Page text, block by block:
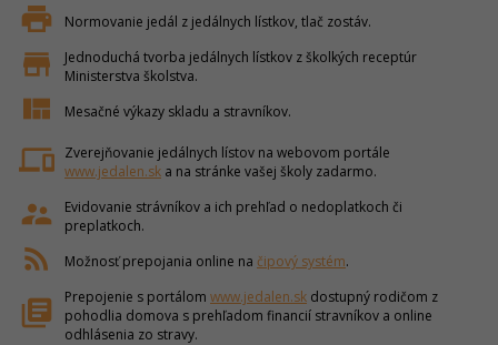
print Normovanie jedál z jedálnych lístkov, tlač zostáv.
store
Jednoduchá tvorba jedálnych lístkov z školkých receptúr
Ministerstva školstva.
view_quilt Mesačné výkazy skladu a stravníkov.
devices Zverejňovanie jedálnych lístov na webovom portále
www.jedalen.sk a na stránke vašej školy zadarmo.
supervisor_account
Evidovanie strávníkov a ich prehľad o nedoplatkoch či
preplatkoch.
rss_feed Možnosť prepojania online na čipový systém.
library_books Prepojenie s portálom www.jedalen.sk dostupný rodičom z
pohodlia domova s prehľadom financií stravníkov a online
odhlásenia zo stravy.